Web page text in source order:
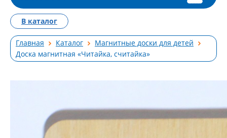
Главная Каталог
Магнитные доски для детей
Доска магнитная «Читайка, считайка»
В каталог